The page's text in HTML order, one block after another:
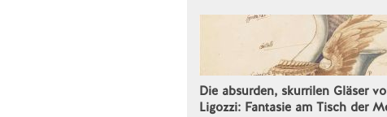
Die absurden, skurrilen Gläser
Ligozzi: Fantasie am Tisch der